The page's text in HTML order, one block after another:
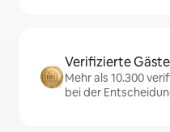
Verifizierte
Mehr als 10.300
bei der